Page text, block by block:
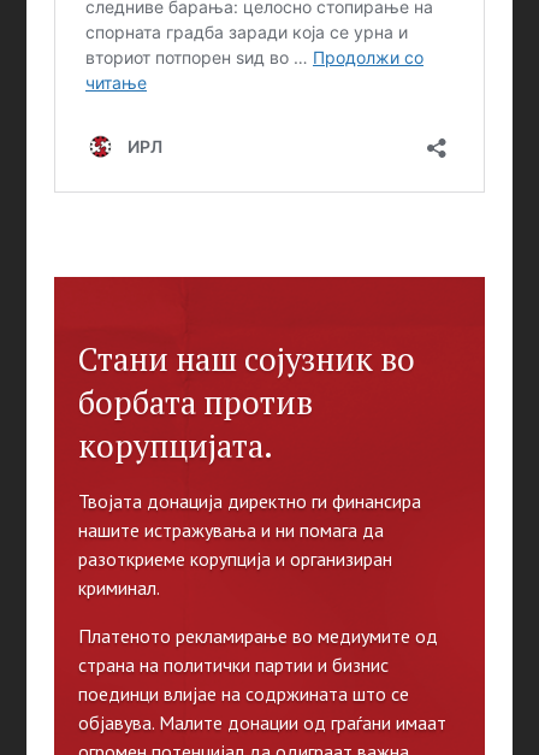
Стани наш сојузник во
борбата против
корупцијата.
Твојата донација директно ги финансира
нашите истражувања и ни помага да
разоткриеме корупција и организиран
криминал.
Платеното рекламирање во медиумите од
страна на политички партии и бизнис
поединци влијае на содржината што се
објавува. Малите донации од граѓани имаат